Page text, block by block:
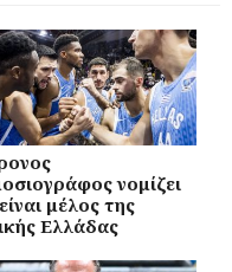
νομίζει
μέλος της
Ελλάδας